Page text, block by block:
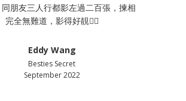
朋友三人行都影左過二百張，揀相
完全無難道，影得好靚👍🏻
Eddy Wang
Besties Secret
September 2022